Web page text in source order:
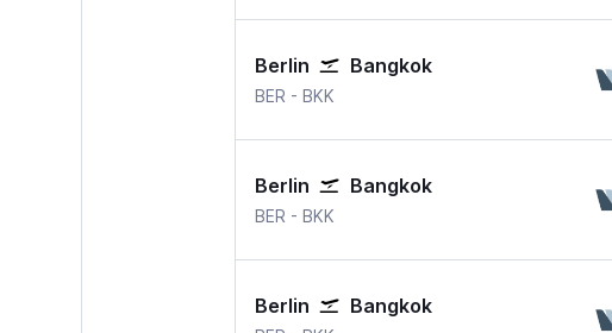
Berlin Bangkok
BER - BKK
Berlin Bangkok
BER - BKK
Berlin Bangkok